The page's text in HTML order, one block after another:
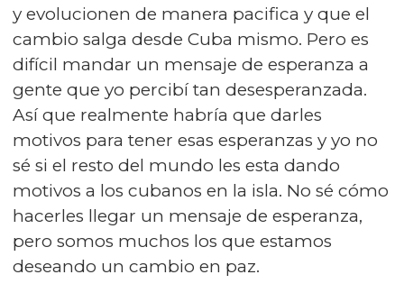
y evolucionen de manera pacifica y que el
cambio salga desde Cuba mismo. Pero es
difícil mandar un mensaje de esperanza a
gente que yo percibí tan desesperanzada.
Así que realmente habría que darles
motivos para tener esas esperanzas y yo no
sé si el resto del mundo les esta dando
motivos a los cubanos en la isla. No sé cómo
hacerles llegar un mensaje de esperanza,
pero somos muchos los que estamos
deseando un cambio en paz.